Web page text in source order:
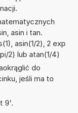
asin i tan.
asin(1/2), 2 exp
2) lub atan(1/4)
do
jeśli ma to
9'.